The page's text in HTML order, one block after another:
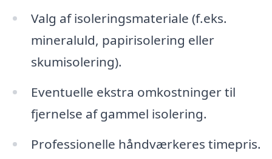
Valg af isoleringsmateriale (f.eks.
mineraluld, papirisolering eller
skumisolering).
Eventuelle ekstra omkostninger til
fjernelse af gammel isolering.
Professionelle håndværkeres timepris.